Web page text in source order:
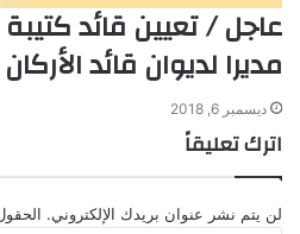
عاجل / تعيين قائد كتيبة
مديرا لديوان قائد
ديسمبر 6, 2018
اترك تعليقاً
لن يتم نشر عنوان بريدك الإلكتروني.